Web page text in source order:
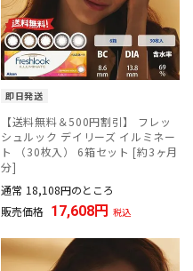
即日発送
【送料無料＆500円割引】 フレッ
シュルック デイリーズ イルミネー
ト （30枚入） 6箱セット [約3ヶ月
分]
通常 18,108
のところ
販売価格 17,608 税込